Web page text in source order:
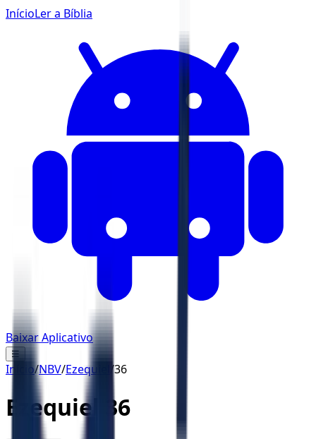
InícioLer a Bíblia
Baixar Aplicativo
☰
Início/NBV/Ezequiel /36
Ezequiel 36